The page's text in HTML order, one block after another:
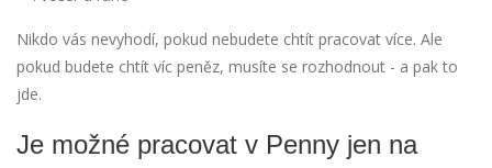
Nikdo vás nevyhodí, pokud nebudete chtít pracovat více. Ale
pokud budete chtít víc peněz, musíte se rozhodnout - a pak to
jde.
Je možné pracovat v Penny jen na